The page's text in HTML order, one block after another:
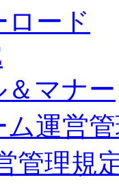
ロード
マナー
運営
管理規